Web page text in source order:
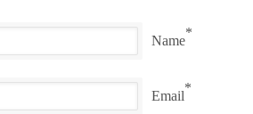
Name
*
Email
*